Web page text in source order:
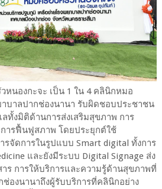
นองกะจะ เป็น 1 ใน 4 คลินิกหมอ
าบาลปากช่องนานา รับผิดชอบประชาชน
ทั้งมิติด้านการส่งเสริมสุขภาพ การ
ารฟื้นฟูสภาพ โดยประยุกต์ใช้
รจัดการในรูปแบบ Smart digital ทั้งการ
และยังมีระบบ Digital Signage ส่ง
าร การให้บริการและความรู้ด้านสุขภาพที่
ช่องนานาถึงผู้รับบริการที่คลินิกอย่าง